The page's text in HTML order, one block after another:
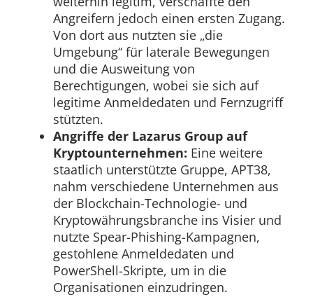
Angreifern jedoch einen ersten Zugang.
Von dort aus nutzten sie „die
Umgebung“ für laterale Bewegungen
und die Ausweitung von
Berechtigungen, wobei sie sich auf
legitime Anmeldedaten und Fernzugriff
stützten.
Angriffe der Lazarus Group auf
Kryptounternehmen: Eine weitere
staatlich unterstützte Gruppe, APT38,
nahm verschiedene Unternehmen aus
der Blockchain-Technologie- und
Kryptowährungsbranche ins Visier und
nutzte Spear-Phishing-Kampagnen,
gestohlene Anmeldedaten und
PowerShell-Skripte, um in die
Organisationen einzudringen.